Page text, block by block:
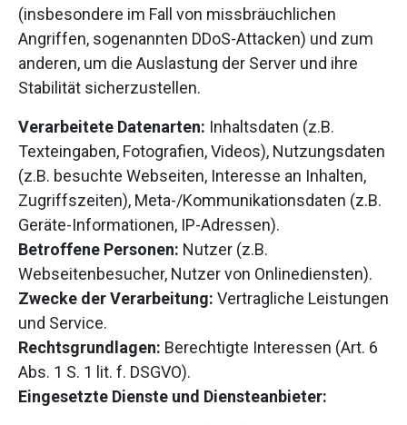
(insbesondere im Fall von missbräuchlichen
Angriffen, sogenannten DDoS-Attacken) und zum
anderen, um die Auslastung der Server und ihre
Stabilität sicherzustellen.
Verarbeitete Datenarten: Inhaltsdaten (z.B.
Texteingaben, Fotografien, Videos), Nutzungsdaten
(z.B. besuchte Webseiten, Interesse an Inhalten,
Zugriffszeiten), Meta-/Kommunikationsdaten (z.B.
Geräte-Informationen, IP-Adressen).
Betroffene Personen: Nutzer (z.B.
Webseitenbesucher, Nutzer von Onlinediensten).
Zwecke der Verarbeitung: Vertragliche Leistungen
und Service.
Rechtsgrundlagen: Berechtigte Interessen (Art. 6
Abs. 1 S. 1 lit. f. DSGVO).
Eingesetzte Dienste und Diensteanbieter: